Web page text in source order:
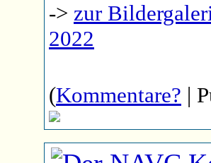
-> zur
2022
(Kommentare? |